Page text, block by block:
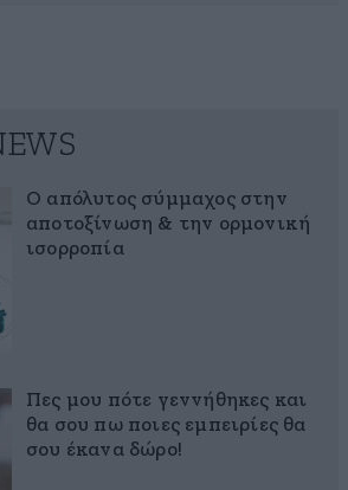
Ο απόλυτος σύμμαχος στην
αποτοξίνωση & την ορμονική
ισορροπία
Πες μου πότε γεννήθηκες και
θα σου πω ποιες εμπειρίες θα
σου έκανα δώρο!